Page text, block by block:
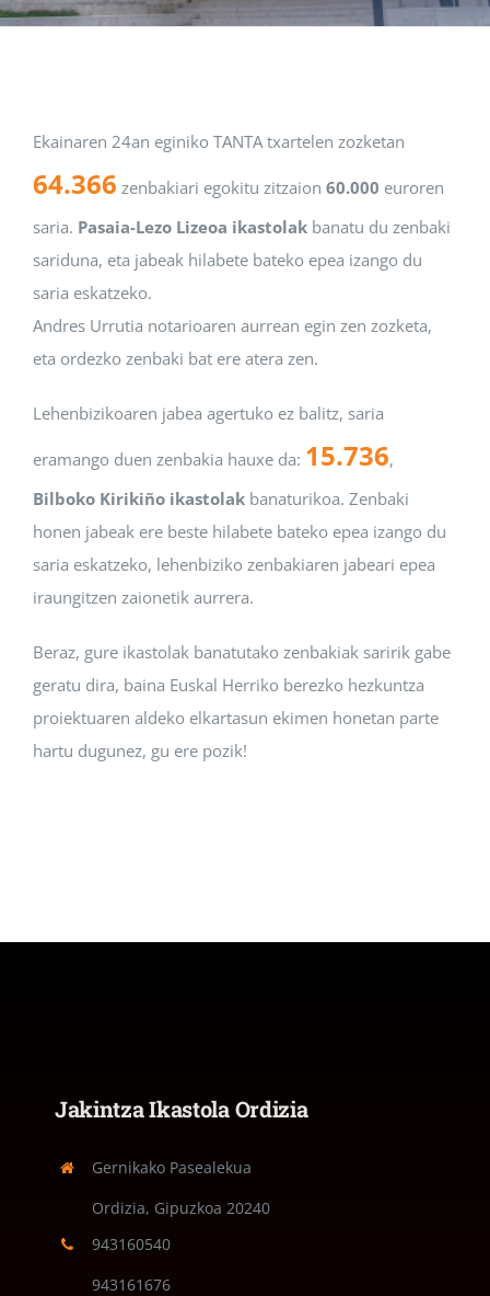
AGENDA 2030
Ekainaren 24an eginiko TANTA txartelen zozketan
64.366 zenbakiari egokitu zitzaion 60.000 euroren
saria. Pasaia-Lezo Lizeoa ikastolak banatu du zenbaki
sariduna, eta jabeak hilabete bateko epea izango du
saria eskatzeko.
Andres Urrutia notarioaren aurrean egin zen zozketa,
eta ordezko zenbaki bat ere atera zen.
Lehenbizikoaren jabea agertuko ez balitz, saria
eramango duen zenbakia hauxe da: 15.736,
Bilboko Kirikiño ikastolak banaturikoa. Zenbaki
honen jabeak ere beste hilabete bateko epea izango du
saria eskatzeko, lehenbiziko zenbakiaren jabeari epea
iraungitzen zaionetik aurrera.
Beraz, gure ikastolak banatutako zenbakiak saririk gabe
geratu dira, baina Euskal Herriko berezko hezkuntza
proiektuaren aldeko elkartasun ekimen honetan parte
hartu dugunez, gu ere pozik!
Jakintza Ikastola Ordizia
Gernikako Pasealekua
Ordizia, Gipuzkoa 20240
943160540
943161676